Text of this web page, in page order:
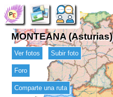
MONTEANA (Asturias)
Ver fotos Subir foto
Foro
Comparte una ruta